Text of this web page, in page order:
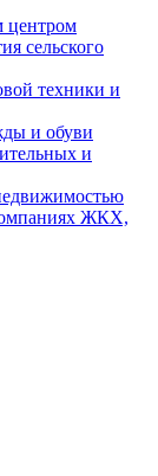
центром
сельского
техники и
и обуви
и
ЖКХ,